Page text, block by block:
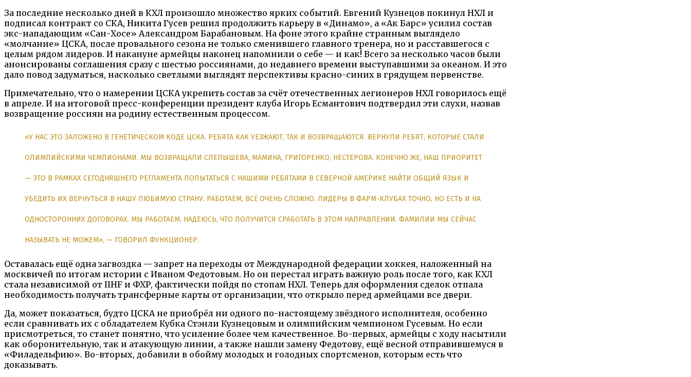
За последние несколько дней в КХЛ произошло множество ярких событий. Евгений Кузнецов покинул НХЛ и
подписал контракт со СКА, Никита Гусев решил продолжить карьеру в «Динамо», а «Ак Барс» усилил состав
экс-нападающим «Сан-Хосе» Александром Барабановым. На фоне этого крайне странным выглядело
«молчание» ЦСКА, после провального сезона не только сменившего главного тренера, но и расставшегося с
целым рядом лидеров. И накануне армейцы наконец напомнили о себе — и как! Всего за несколько часов были
анонсированы соглашения сразу с шестью россиянами, до недавнего времени выступавшими за океаном. И это
дало повод задуматься, насколько светлыми выглядят перспективы красно-синих в грядущем первенстве.
Примечательно, что о намерении ЦСКА укрепить состав за счёт отечественных легионеров НХЛ говорилось ещё
в апреле. И на итоговой пресс-конференции президент клуба Игорь Есмантович подтвердил эти слухи, назвав
возвращение россиян на родину естественным процессом.
«У НАС ЭТО ЗАЛОЖЕНО В ГЕНЕТИЧЕСКОМ КОДЕ ЦСКА. РЕБЯТА КАК УЕЗЖАЮТ, ТАК И ВОЗВРАЩАЮТСЯ. ВЕРНУЛИ РЕБЯТ, КОТОРЫЕ СТАЛИ
ОЛИМПИЙСКИМИ ЧЕМПИОНАМИ. МЫ ВОЗВРАЩАЛИ СЛЕПЫШЕВА, МАМИНА, ГРИГОРЕНКО, НЕСТЕРОВА. КОНЕЧНО ЖЕ, НАШ ПРИОРИТЕТ
— ЭТО В РАМКАХ СЕГОДНЯШНЕГО РЕГЛАМЕНТА ПОПЫТАТЬСЯ С НАШИМИ РЕБЯТАМИ В СЕВЕРНОЙ АМЕРИКЕ НАЙТИ ОБЩИЙ ЯЗЫК И
УБЕДИТЬ ИХ ВЕРНУТЬСЯ В НАШУ ЛЮБИМУЮ СТРАНУ. РАБОТАЕМ, ВСЁ ОЧЕНЬ СЛОЖНО. ЛИДЕРЫ В ФАРМ-КЛУБАХ ТОЧНО, НО ЕСТЬ И НА
ОДНОСТОРОННИХ ДОГОВОРАХ. МЫ РАБОТАЕМ, НАДЕЮСЬ, ЧТО ПОЛУЧИТСЯ СРАБОТАТЬ В ЭТОМ НАПРАВЛЕНИИ. ФАМИЛИИ МЫ СЕЙЧАС
НАЗЫВАТЬ НЕ МОЖЕМ», — ГОВОРИЛ ФУНКЦИОНЕР.
Оставалась ещё одна загвоздка — запрет на переходы от Международной федерации хоккея, наложенный на
москвичей по итогам истории с Иваном Федотовым. Но он перестал играть важную роль после того, как КХЛ
стала независимой от IIHF и ФХР, фактически пойдя по стопам НХЛ. Теперь для оформления сделок отпала
необходимость получать трансферные карты от организации, что открыло перед армейцами все двери.
Да, может показаться, будто ЦСКА не приобрёл ни одного по-настоящему звёздного исполнителя, особенно
если сравнивать их с обладателем Кубка Стэнли Кузнецовым и олимпийским чемпионом Гусевым. Но если
присмотреться, то станет понятно, что усиление более чем качественное. Во-первых, армейцы с ходу насытили
как оборонительную, так и атакующую линии, а также нашли замену Федотову, ещё весной отправившемуся в
«Филадельфию». Во-вторых, добавили в обойму молодых и голодных спортсменов, которым есть что
доказывать.